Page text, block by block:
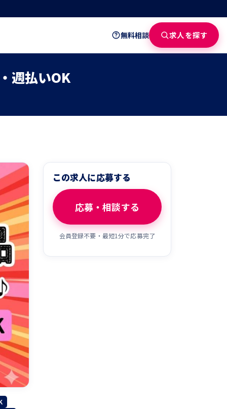
無料相談 求人を探す
週払いOK
この求人に応募する
応募・相談する
会員登録不要・最短1分で応募完了